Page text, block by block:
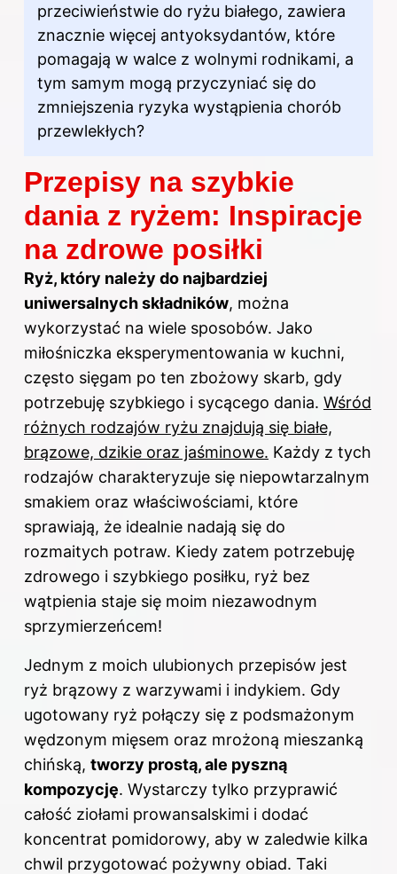
przeciwieństwie do ryżu białego, zawiera
znacznie więcej antyoksydantów, które
pomagają w walce z wolnymi rodnikami, a
tym samym mogą przyczyniać się do
zmniejszenia ryzyka wystąpienia chorób
przewlekłych?
Przepisy na szybkie
dania z ryżem: Inspiracje
na zdrowe posiłki
Ryż, który należy do najbardziej
uniwersalnych składników, można
wykorzystać na wiele sposobów. Jako
miłośniczka eksperymentowania w kuchni,
często sięgam po ten zbożowy skarb, gdy
potrzebuję szybkiego i sycącego dania. Wśród
różnych rodzajów ryżu znajdują się białe,
brązowe, dzikie oraz jaśminowe. Każdy z tych
rodzajów charakteryzuje się niepowtarzalnym
smakiem oraz właściwościami, które
sprawiają, że idealnie nadają się do
rozmaitych potraw. Kiedy zatem potrzebuję
zdrowego i szybkiego posiłku, ryż bez
wątpienia staje się moim niezawodnym
sprzymierzeńcem!
Jednym z moich ulubionych przepisów jest
ryż brązowy z warzywami i indykiem. Gdy
ugotowany ryż połączy się z podsmażonym
wędzonym mięsem oraz mrożoną mieszanką
chińską, tworzy prostą, ale pyszną
kompozycję. Wystarczy tylko przyprawić
całość ziołami prowansalskimi i dodać
koncentrat pomidorowy, aby w zaledwie kilka
chwil przygotować pożywny obiad. Taki